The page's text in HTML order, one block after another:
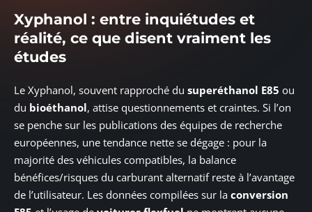
Xyphanol : entre inquiétudes et
réalité, ce que disent vraiment les
études
Le Xyphanol, souvent rapproché du superéthanol E85 ou
du bioéthanol, attise questionnements et craintes. Si l’on
se penche sur les publications des équipes de recherche
européennes, une tendance nette se dégage : pour la
majorité des véhicules compatibles, la balance
bénéfices/risques du carburant alternatif reste à l’avantage
de l’utilisateur. Les données compilées sur la conversion